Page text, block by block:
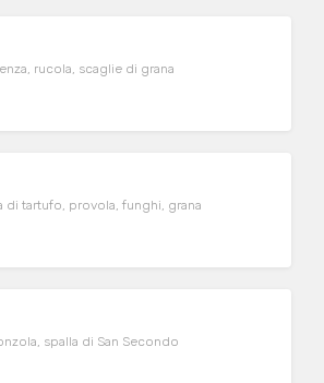
rucola, scaglie di grana
di tartufo, provola, funghi, grana
spalla di San Secondo